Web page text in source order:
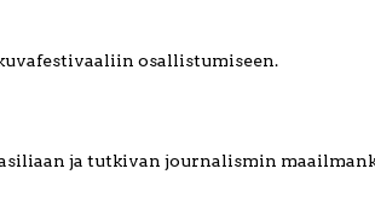
osallistumiseen.
ja tutkivan journalismin